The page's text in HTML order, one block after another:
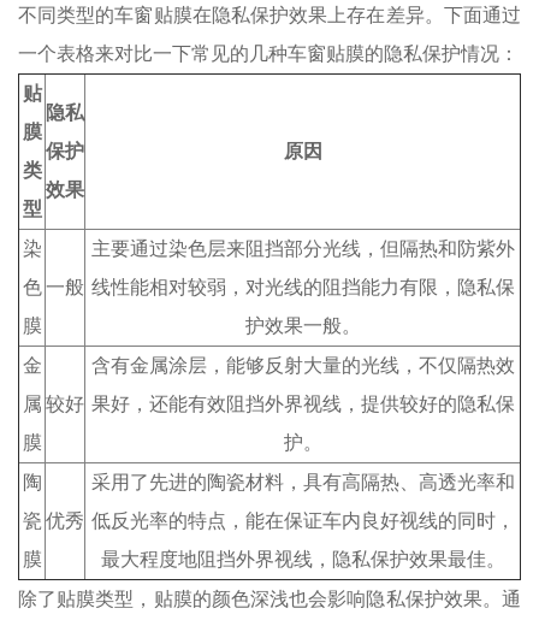
不同类型的车窗贴膜在隐私保护效果上存在差异。下面通过
一个表格来对比一下常见的几种车窗贴膜的隐私保护情况：
贴
膜
类
型
隐私
保护
效果
原因
染
色
膜
一般
主要通过染色层来阻挡部分光线，但隔热和防紫外
线性能相对较弱，对光线的阻挡能力有限，隐私保
护效果一般。
金
属
膜
较好
含有金属涂层，能够反射大量的光线，不仅隔热效
果好，还能有效阻挡外界视线，提供较好的隐私保
护。
陶
瓷
膜
优秀
采用了先进的陶瓷材料，具有高隔热、高透光率和
低反光率的特点，能在保证车内良好视线的同时，
最大程度地阻挡外界视线，隐私保护效果最佳。
除了贴膜类型，贴膜的颜色深浅也会影响隐私保护效果。通